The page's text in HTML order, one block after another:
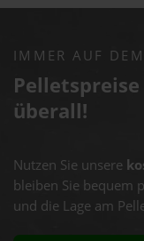
IMMER AUF
überall!
Nutzen Sie unsere
bleiben Sie bequem
und die Lage am